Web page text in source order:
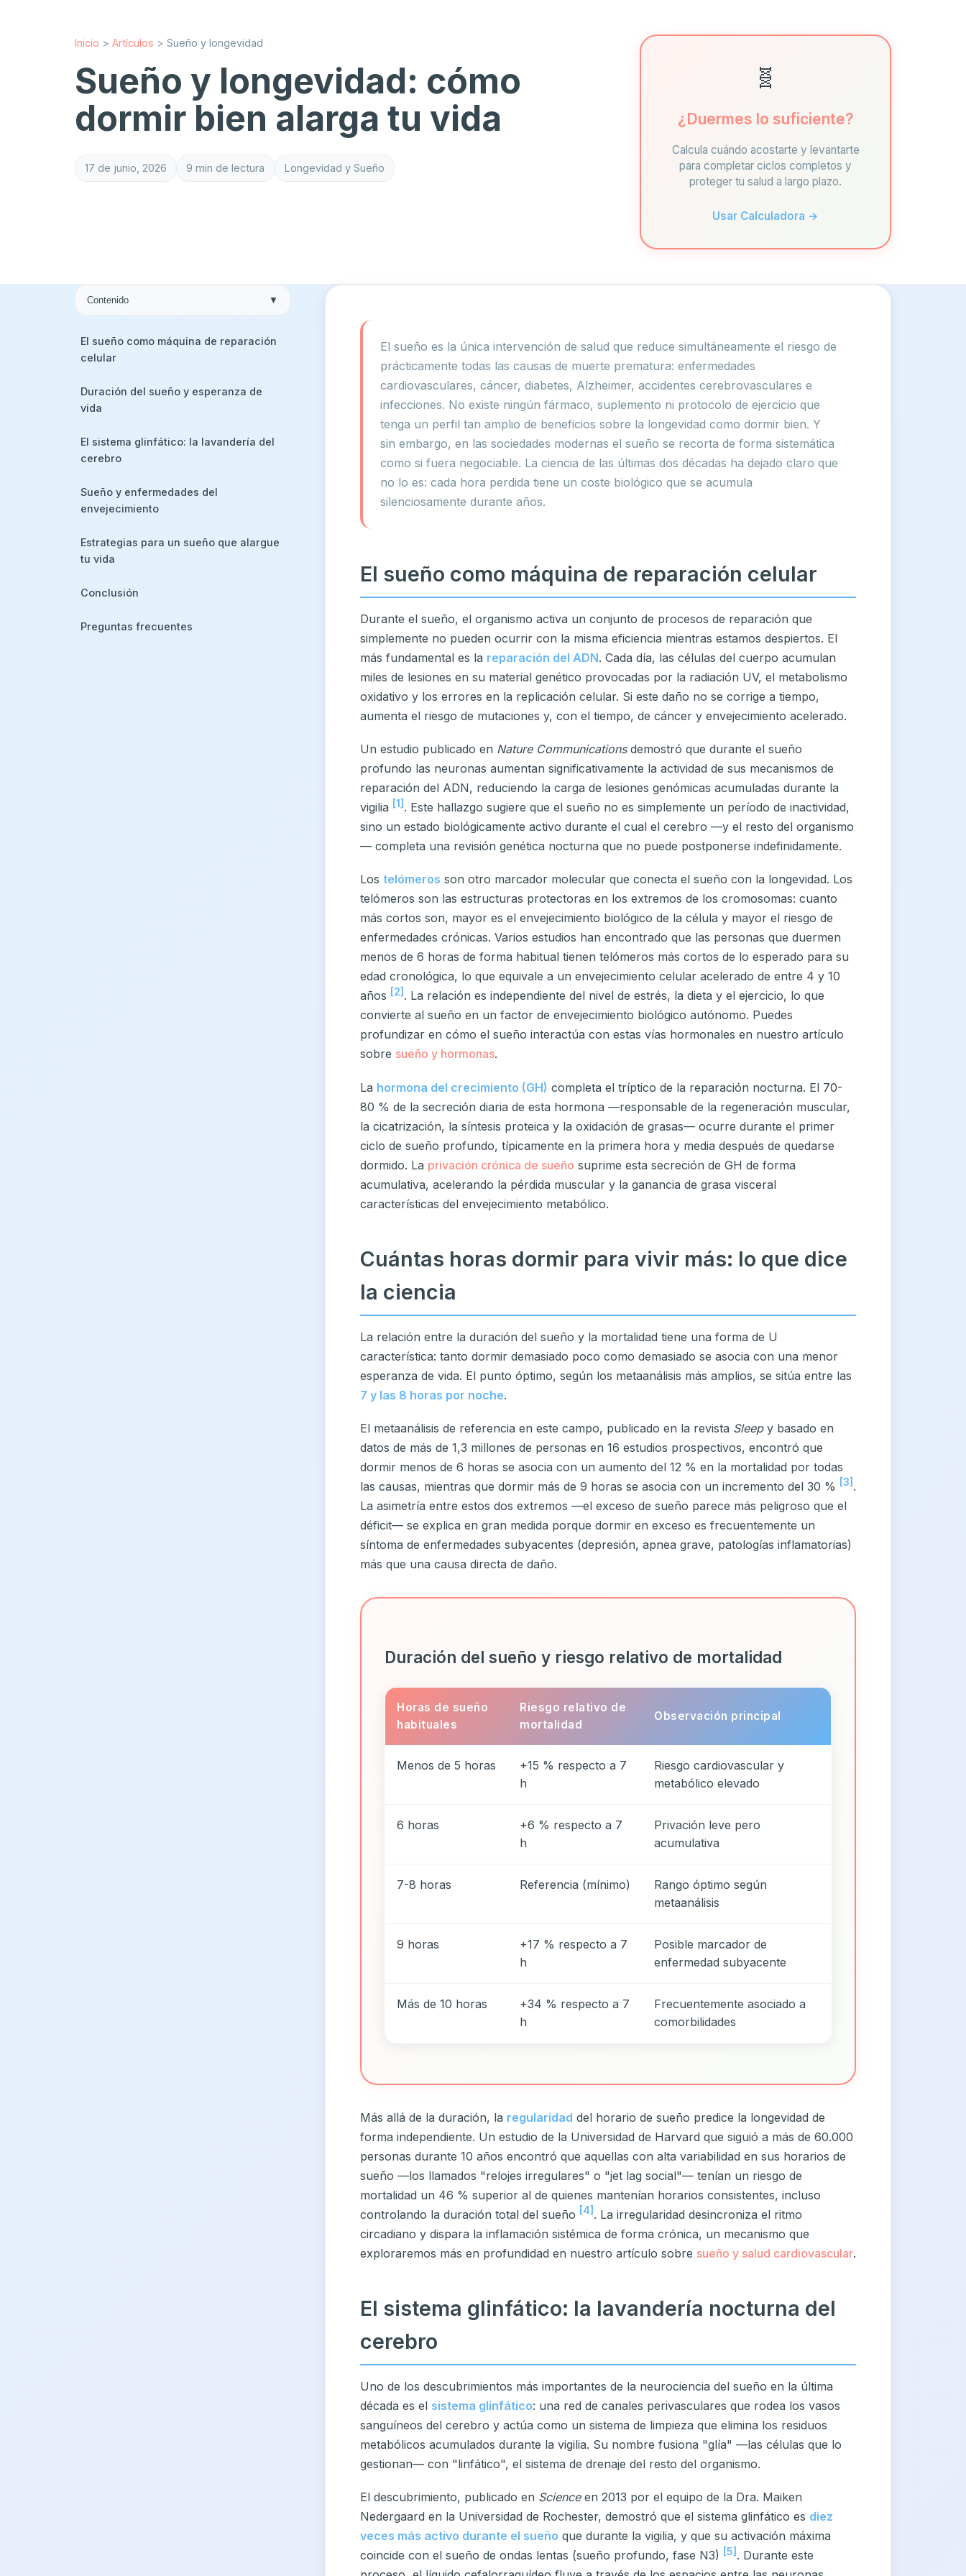
Inicio > Artículos > Sueño y longevidad
Sueño y longevidad: cómo
dormir bien alarga tu vida
17 de junio, 2026 9 min de lectura Longevidad y Sueño
🧬
¿Duermes lo suficiente?
Calcula cuándo acostarte y levantarte
para completar ciclos completos y
proteger tu salud a largo plazo.
Usar Calculadora →
Contenido ▼
El sueño como máquina de reparación
celular
Duración del sueño y esperanza de
vida
El sistema glinfático: la lavandería del
cerebro
Sueño y enfermedades del
envejecimiento
Estrategias para un sueño que alargue
tu vida
Conclusión
Preguntas frecuentes
El sueño es la única intervención de salud que reduce simultáneamente el riesgo de
prácticamente todas las causas de muerte prematura: enfermedades
cardiovasculares, cáncer, diabetes, Alzheimer, accidentes cerebrovasculares e
infecciones. No existe ningún fármaco, suplemento ni protocolo de ejercicio que
tenga un perfil tan amplio de beneficios sobre la longevidad como dormir bien. Y
sin embargo, en las sociedades modernas el sueño se recorta de forma sistemática
como si fuera negociable. La ciencia de las últimas dos décadas ha dejado claro que
no lo es: cada hora perdida tiene un coste biológico que se acumula
silenciosamente durante años.
El sueño como máquina de reparación celular
Durante el sueño, el organismo activa un conjunto de procesos de reparación que
simplemente no pueden ocurrir con la misma eficiencia mientras estamos despiertos. El
más fundamental es la reparación del ADN. Cada día, las células del cuerpo acumulan
miles de lesiones en su material genético provocadas por la radiación UV, el metabolismo
oxidativo y los errores en la replicación celular. Si este daño no se corrige a tiempo,
aumenta el riesgo de mutaciones y, con el tiempo, de cáncer y envejecimiento acelerado.
Un estudio publicado en Nature Communicationsdemostró que durante el sueño
profundo las neuronas aumentan significativamente la actividad de sus mecanismos de
reparación del ADN, reduciendo la carga de lesiones genómicas acumuladas durante la
vigilia [1] . Este hallazgo sugiere que el sueño no es simplemente un período de inactividad,
sino un estado biológicamente activo durante el cual el cerebro —y el resto del organismo
— completa una revisión genética nocturna que no puede postponerse indefinidamente.
Los telómeros son otro marcador molecular que conecta el sueño con la longevidad. Los
telómeros son las estructuras protectoras en los extremos de los cromosomas: cuanto
más cortos son, mayor es el envejecimiento biológico de la célula y mayor el riesgo de
enfermedades crónicas. Varios estudios han encontrado que las personas que duermen
menos de 6 horas de forma habitual tienen telómeros más cortos de lo esperado para su
edad cronológica, lo que equivale a un envejecimiento celular acelerado de entre 4 y 10
años [2] . La relación es independiente del nivel de estrés, la dieta y el ejercicio, lo que
convierte al sueño en un factor de envejecimiento biológico autónomo. Puedes
profundizar en cómo el sueño interactúa con estas vías hormonales en nuestro artículo
sobre sueño y hormonas.
La hormona del crecimiento (GH) completa el tríptico de la reparación nocturna. El 70-
80 % de la secreción diaria de esta hormona —responsable de la regeneración muscular,
la cicatrización, la síntesis proteica y la oxidación de grasas— ocurre durante el primer
ciclo de sueño profundo, típicamente en la primera hora y media después de quedarse
dormido. La privación crónica de sueño suprime esta secreción de GH de forma
acumulativa, acelerando la pérdida muscular y la ganancia de grasa visceral
características del envejecimiento metabólico.
Cuántas horas dormir para vivir más: lo que dice
la ciencia
La relación entre la duración del sueño y la mortalidad tiene una forma de U
característica: tanto dormir demasiado poco como demasiado se asocia con una menor
esperanza de vida. El punto óptimo, según los metaanálisis más amplios, se sitúa entre las
7 y las 8 horas por noche.
El metaanálisis de referencia en este campo, publicado en la revista Sleepy basado en
datos de más de 1,3 millones de personas en 16 estudios prospectivos, encontró que
dormir menos de 6 horas se asocia con un aumento del 12 % en la mortalidad por todas
las causas, mientras que dormir más de 9 horas se asocia con un incremento del 30 % [3] .
La asimetría entre estos dos extremos —el exceso de sueño parece más peligroso que el
déficit— se explica en gran medida porque dormir en exceso es frecuentemente un
síntoma de enfermedades subyacentes (depresión, apnea grave, patologías inflamatorias)
más que una causa directa de daño.
Duración del sueño y riesgo relativo de mortalidad
Horas de sueño
habituales
Riesgo relativo de
mortalidad
Observación principal
Menos de 5 horas
+15 % respecto a 7
h
Riesgo cardiovascular y
metabólico elevado
6 horas
+6 % respecto a 7
h
Privación leve pero
acumulativa
7-8 horas Referencia (mínimo)
Rango óptimo según
metaanálisis
9 horas
+17 % respecto a 7
h
Posible marcador de
enfermedad subyacente
Más de 10 horas
+34 % respecto a 7
h
Frecuentemente asociado a
comorbilidades
Más allá de la duración, la regularidad del horario de sueño predice la longevidad de
forma independiente. Un estudio de la Universidad de Harvard que siguió a más de 60.000
personas durante 10 años encontró que aquellas con alta variabilidad en sus horarios de
sueño —los llamados "relojes irregulares" o "jet lag social"— tenían un riesgo de
mortalidad un 46 % superior al de quienes mantenían horarios consistentes, incluso
controlando la duración total del sueño [4] . La irregularidad desincroniza el ritmo
circadiano y dispara la inflamación sistémica de forma crónica, un mecanismo que
exploraremos más en profundidad en nuestro artículo sobre sueño y salud cardiovascular.
El sistema glinfático: la lavandería nocturna del
cerebro
Uno de los descubrimientos más importantes de la neurociencia del sueño en la última
década es el sistema glinfático: una red de canales perivasculares que rodea los vasos
sanguíneos del cerebro y actúa como un sistema de limpieza que elimina los residuos
metabólicos acumulados durante la vigilia. Su nombre fusiona "glía" —las células que lo
gestionan— con "linfático", el sistema de drenaje del resto del organismo.
El descubrimiento, publicado en Scienceen 2013 por el equipo de la Dra. Maiken
Nedergaard en la Universidad de Rochester, demostró que el sistema glinfático es diez
veces más activo durante el sueño que durante la vigilia, y que su activación máxima
coincide con el sueño de ondas lentas (sueño profundo, fase N3) [5] . Durante este